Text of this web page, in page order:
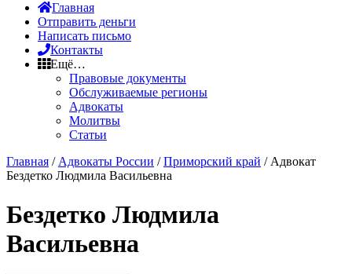
Главная
Отправить деньги
Написать письмо
Контакты
Ещё…
Правовые документы
Обслуживаемые регионы
Адвокаты
Молитвы
Статьи
Главная / Адвокаты России /Приморский край / Адвокат
Бездетко Людмила Васильевна
Бездетко Людмила
Васильевна